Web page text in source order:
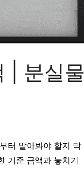
| 분실물
터 알아봐야 할지 막
기준 금액과 놓치기